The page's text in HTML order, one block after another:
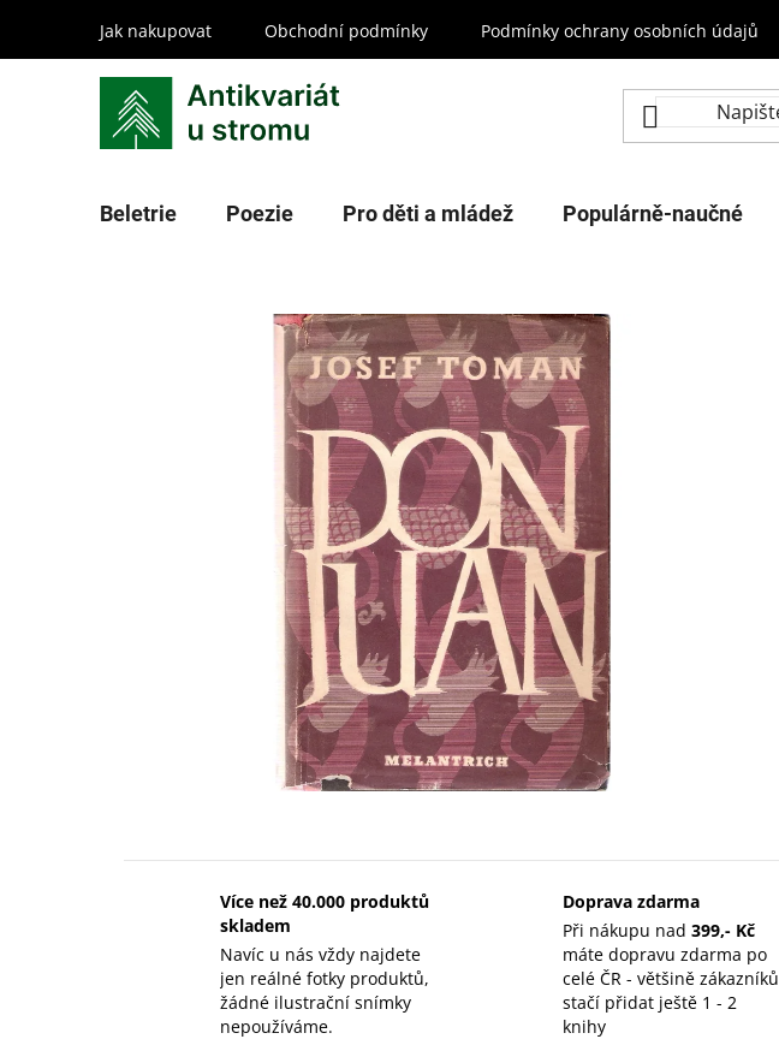
obsah
Jak nakupovat Obchodní podmínky Podmínky ochrany osobních údajů
Beletrie Poezie Pro děti a mládež Populárně-naučné
Více než 40.000 produktů
skladem
Navíc u nás vždy najdete
jen reálné fotky produktů,
žádné ilustrační snímky
nepoužíváme.
Doprava zdarma
Při nákupu nad 399,- Kč
máte dopravu zdarma po
celé ČR - většině zákazníků
stačí přidat ještě 1 - 2
knihy